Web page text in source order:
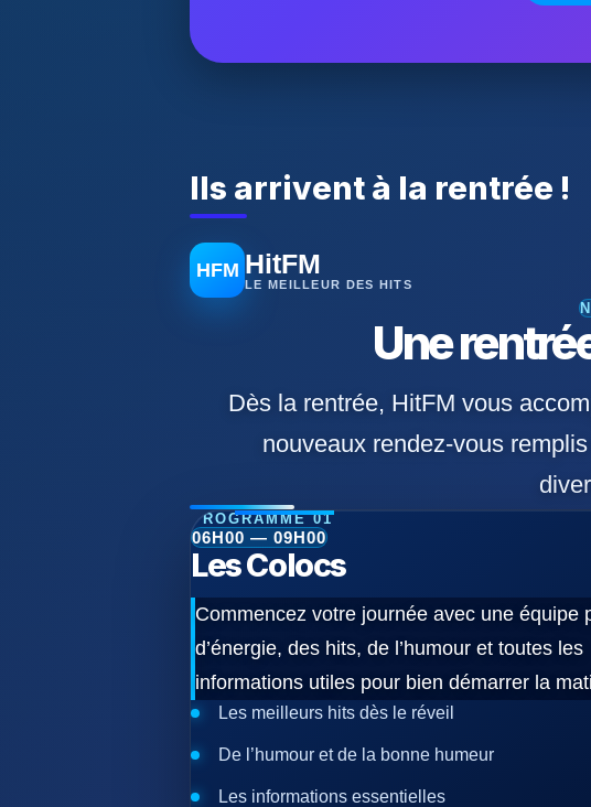
Ils arrivent à la rentrée !
HFM HitFM
LE MEILLEUR DES HITS
Une
Dès la rentrée, HitFM vous
nouveaux rendez-vous
PROGRAMME 01
06H00 — 09H00
Les Colocs
Commencez votre journée avec une équipe
d’énergie, des hits, de l’humour et toutes les
informations utiles pour bien démarrer la
Les meilleurs hits dès le réveil
De l’humour et de la bonne humeur
Les informations essentielles